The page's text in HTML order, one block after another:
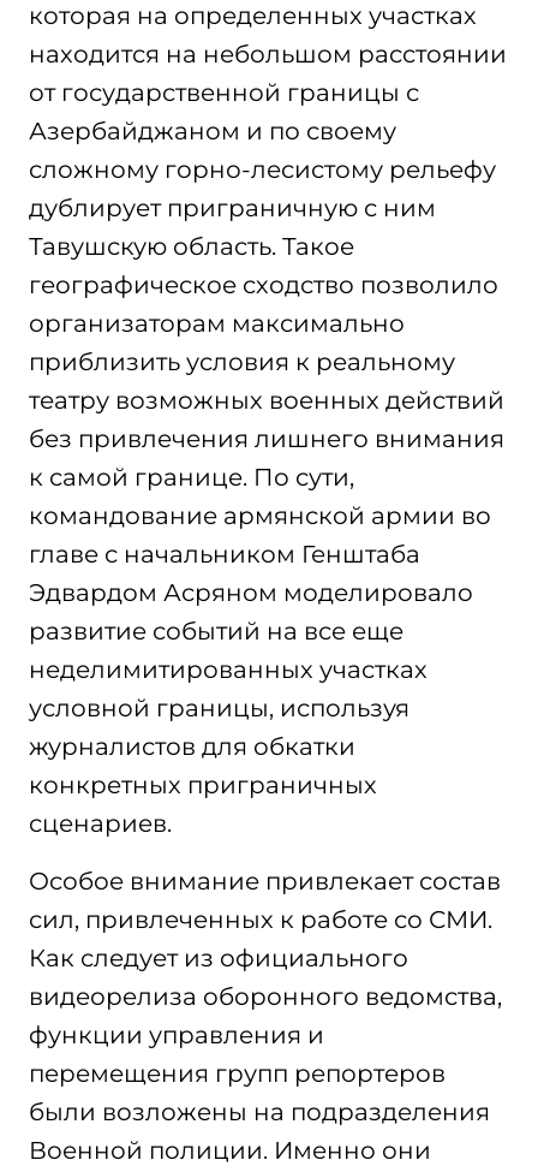
которая на определенных участках
находится на небольшом расстоянии
от государственной границы с
Азербайджаном и по своему
сложному горно-лесистому рельефу
дублирует приграничную с ним
Тавушскую область. Такое
географическое сходство позволило
организаторам максимально
приблизить условия к реальному
театру возможных военных действий
без привлечения лишнего внимания
к самой границе. По сути,
командование армянской армии во
главе с начальником Генштаба
Эдвардом Асряном моделировало
развитие событий на все еще
неделимитированных участках
условной границы, используя
журналистов для обкатки
конкретных приграничных
сценариев.
Особое внимание привлекает состав
сил, привлеченных к работе со СМИ.
Как следует из официального
видеорелиза оборонного ведомства,
функции управления и
перемещения групп репортеров
были возложены на подразделения
Военной полиции. Именно они